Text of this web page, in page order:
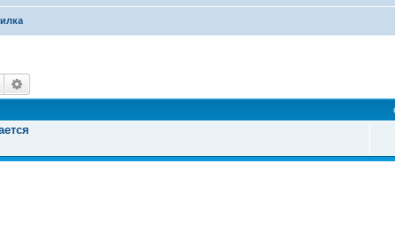
Поиск